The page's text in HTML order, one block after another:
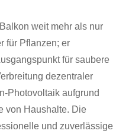
weit mehr als nur
für Pflanzen; er
für saubere
dezentraler
Photovoltaik aufgrund
von Haushalte. Die
und zuverlässige